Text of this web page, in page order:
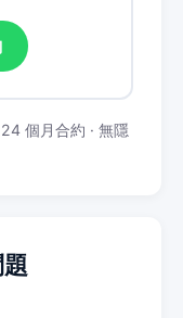
個月合約 · 無隱